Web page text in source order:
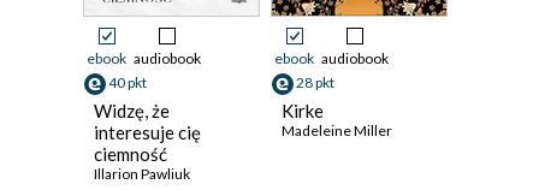
ebook audiobook
40 pkt
Widzę, że
interesuje cię
ciemność
Illarion Pawliuk
ebook audiobook
28 pkt
Kirke
Madeleine Miller